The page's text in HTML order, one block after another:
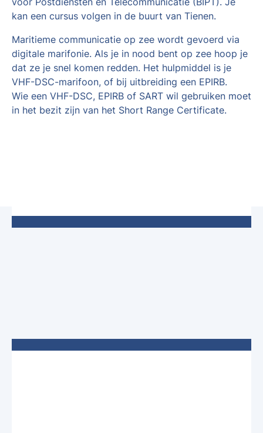
kan een cursus volgen in de buurt van Tienen.
Maritieme communicatie op zee wordt gevoerd via
digitale marifonie. Als je in nood bent op zee hoop je
dat ze je snel komen redden. Het hulpmiddel is je
VHF-DSC-marifoon, of bij uitbreiding een EPIRB.
Wie een VHF-DSC, EPIRB of SART wil gebruiken moet
in het bezit zijn van het Short Range Certificate.